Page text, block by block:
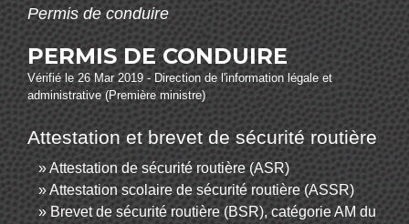
Permis de conduire
PERMIS DE CONDUIRE
Vérifié le 26 Mar 2019 - Direction de l'information légale et
administrative (Première ministre)
Attestation et brevet de sécurité routière
Attestation de sécurité routière (ASR)
Attestation scolaire de sécurité routière (ASSR)
Brevet de sécurité routière (BSR), catégorie AM du